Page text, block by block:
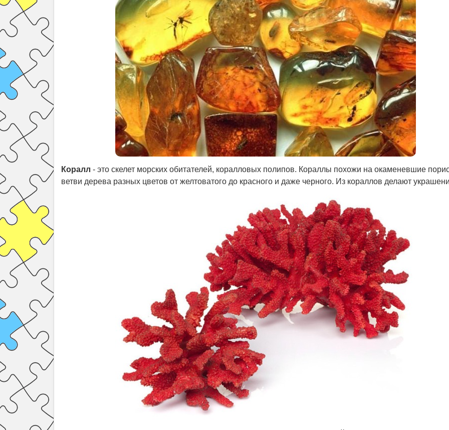
Коралл - это скелет морских обитателей, коралловых полипов. Кораллы похожи на окаменевшие
ветви дерева разных цветов от желтоватого до красного и даже черного. Из кораллов делают